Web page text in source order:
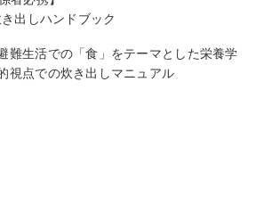
出しハンドブック
難生活での「食」をテーマとした栄養学
視点での炊き出しマニュアル